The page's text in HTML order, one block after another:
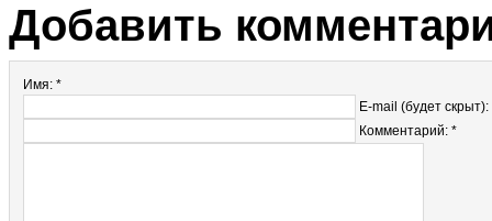
Добавить
Имя: *
E-mail (будет скрыт):
Комментарий: *